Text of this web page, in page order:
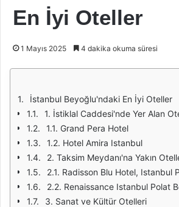
En İyi Oteller
1 Mayıs 2025 4 dakika okuma süresi
İstanbul Beyoğlu'ndaki En İyi Oteller
1. İstiklal Caddesi'nde Yer Alan
1.1. Grand Pera Hotel
1.2. Hotel Amira Istanbul
2. Taksim Meydanı'na Yakın
2.1. Radisson Blu Hotel, Istanbul
2.2. Renaissance Istanbul Polat
3. Sanat ve Kültür Otelleri